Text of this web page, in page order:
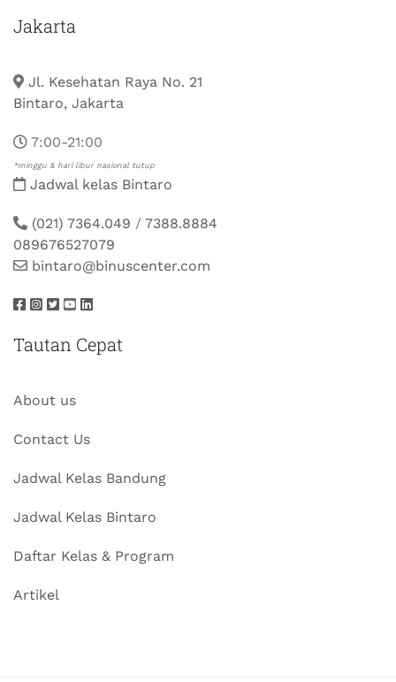
Jakarta
Jl. Kesehatan Raya No. 21
Bintaro, Jakarta
7:00-21:00
*minggu & hari libur nasional tutup
Jadwal kelas Bintaro
(021) 7364.049 / 7388.8884
089676527079
bintaro@binuscenter.com
Tautan Cepat
About us
Contact Us
Jadwal Kelas Bandung
Jadwal Kelas Bintaro
Daftar Kelas & Program
Artikel